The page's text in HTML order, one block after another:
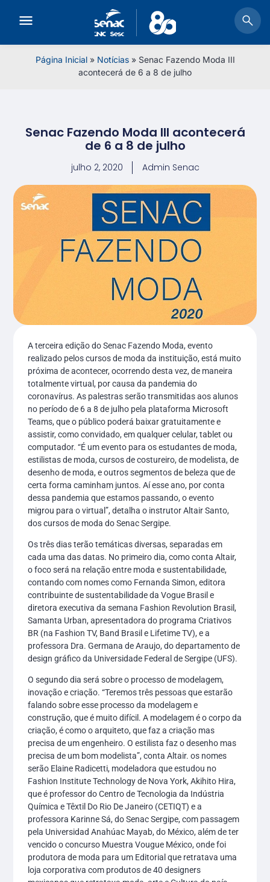
Página Inicial» Notícias» Senac Fazendo Moda III
acontecerá de 6 a 8 de julho
Senac Fazendo Moda III acontecerá
de 6 a 8 de julho
julho 2, 2020 Admin Senac
A terceira edição do Senac Fazendo Moda, evento
realizado pelos cursos de moda da instituição, está muito
próxima de acontecer, ocorrendo desta vez, de maneira
totalmente virtual, por causa da pandemia do
coronavírus. As palestras serão transmitidas aos alunos
no período de 6 a 8 de julho pela plataforma Microsoft
Teams, que o público poderá baixar gratuitamente e
assistir, como convidado, em qualquer celular, tablet ou
computador. “É um evento para os estudantes de moda,
estilistas de moda, cursos de costureiro, de modelista, de
desenho de moda, e outros segmentos de beleza que de
certa forma caminham juntos. Aí esse ano, por conta
dessa pandemia que estamos passando, o evento
migrou para o virtual”, detalha o instrutor Altair Santo,
dos cursos de moda do Senac Sergipe.
Os três dias terão temáticas diversas, separadas em
cada uma das datas. No primeiro dia, como conta Altair,
o foco será na relação entre moda e sustentabilidade,
contando com nomes como Fernanda Simon, editora
contribuinte de sustentabilidade da Vogue Brasil e
diretora executiva da semana Fashion Revolution Brasil,
Samanta Urban, apresentadora do programa Criativos
BR (na Fashion TV, Band Brasil e Lifetime TV), e a
professora Dra. Germana de Araujo, do departamento de
design gráfico da Universidade Federal de Sergipe (UFS).
O segundo dia será sobre o processo de modelagem,
inovação e criação. “Teremos três pessoas que estarão
falando sobre esse processo da modelagem e
construção, que é muito difícil. A modelagem é o corpo da
criação, é como o arquiteto, que faz a criação mas
precisa de um engenheiro. O estilista faz o desenho mas
precisa de um bom modelista”, conta Altair. os nomes
serão Elaine Radicetti, modeladora que estudou no
Fashion Institute Technology de Nova York, Akihito Hira,
que é professor do Centro de Tecnologia da Indústria
Química e Têxtil Do Rio De Janeiro (CETIQT) e a
professora Karinne Sá, do Senac Sergipe, com passagem
pela Universidad Anahúac Mayab, do México, além de ter
vencido o concurso Muestra Vougue México, onde foi
produtora de moda para um Editorial que retratava uma
loja corporativa com produtos de 40 designers